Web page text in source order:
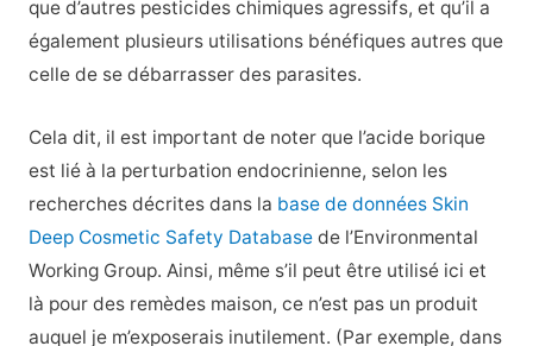
que d’autres pesticides chimiques agressifs, et qu’il a
également plusieurs utilisations bénéfiques autres que
celle de se débarrasser des parasites.
Cela dit, il est important de noter que l’acide borique
est lié à la perturbation endocrinienne, selon les
recherches décrites dans la base de données Skin
Deep Cosmetic Safety Databasede l’Environmental
Working Group. Ainsi, même s’il peut être utilisé ici et
là pour des remèdes maison, ce n’est pas un produit
auquel je m’exposerais inutilement. (Par exemple, dans